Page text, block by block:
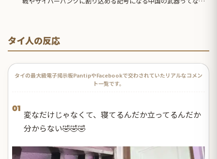
タイ人の反応
タイの最大級電子掲示板PantipやFacebookで交わされていたリアルなコメン
ト一覧です。
01
変なだけじゃなくて、寝てるんだか立ってるんだか
分からない🤣🤣🤣